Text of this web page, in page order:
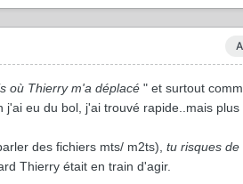
où Thierry m'a déplacé " et surtout
eu du bol, j'ai trouvé rapide..mais plus
des fichiers mts/ m2ts), tu risques de
Thierry était en train d'agir.